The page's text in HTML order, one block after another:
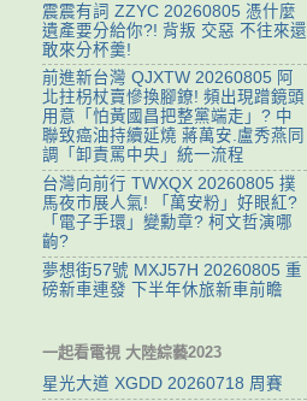
震震有詞 ZZYC 20260805 憑什麼
遺產要分給你?! 背叛 交惡 不往來還
敢來分杯羹!
前進新台灣 QJXTW 20260805 阿
北拄枴杖賣慘換腳鐐! 頻出現蹭鏡頭
用意「怕黃國昌把整黨端走」? 中
聯致癌油持續延燒 蔣萬安.盧秀燕同
調「卸責罵中央」統一流程
台灣向前行 TWXQX 20260805 撲
馬夜市展人氣! 「萬安粉」好眼紅?
「電子手環」變勳章? 柯文哲演哪
齣?
夢想街57號 MXJ57H 20260805 重
磅新車連發 下半年休旅新車前瞻
一起看電視 大陸綜藝2023
星光大道 XGDD 20260718 周賽